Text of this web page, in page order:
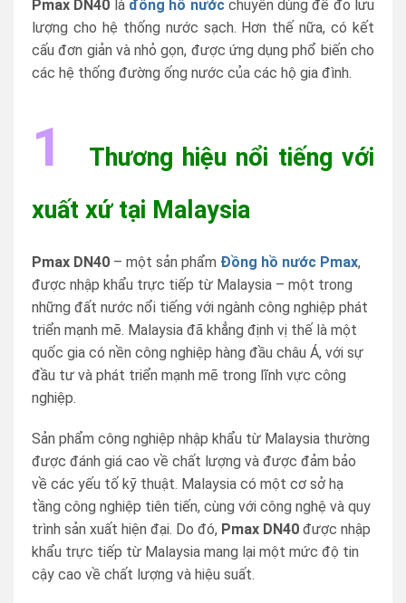
Pmax DN40 là đồng hồ nước chuyên dùng để đo lưu
lượng cho hệ thống nước sạch. Hơn thế nữa, có kết
cấu đơn giản và nhỏ gọn, được ứng dụng phổ biến cho
các hệ thống đường ống nước của các hộ gia đình.
1
Thương hiệu nổi tiếng với
xuất xứ tại Malaysia
Pmax DN40 – một sản phẩm Đồng hồ nước Pmax,
được nhập khẩu trực tiếp từ Malaysia – một trong
những đất nước nổi tiếng với ngành công nghiệp phát
triển mạnh mẽ. Malaysia đã khẳng định vị thế là một
quốc gia có nền công nghiệp hàng đầu châu Á, với sự
đầu tư và phát triển mạnh mẽ trong lĩnh vực công
nghiệp.
Sản phẩm công nghiệp nhập khẩu từ Malaysia thường
được đánh giá cao về chất lượng và được đảm bảo
về các yếu tố kỹ thuật. Malaysia có một cơ sở hạ
tầng công nghiệp tiên tiến, cùng với công nghệ và quy
trình sản xuất hiện đại. Do đó, Pmax DN40 được nhập
khẩu trực tiếp từ Malaysia mang lại một mức độ tin
cậy cao về chất lượng và hiệu suất.